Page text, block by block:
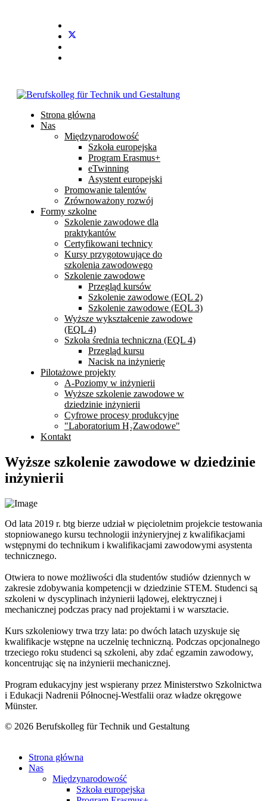
Strona główna
Nas
Międzynarodowość
Szkoła europejska
Program Erasmus+
eTwinning
Asystent europejski
Promowanie talentów
Zrównoważony rozwój
Formy szkolne
Szkolenie zawodowe dla
praktykantów
Certyfikowani technicy
Kursy przygotowujące do
szkolenia zawodowego
Szkolenie zawodowe
Przegląd kursów
Szkolenie zawodowe (EQL 2)
Szkolenie zawodowe (EQL 3)
Wyższe wykształcenie zawodowe
(EQL 4)
Szkoła średnia techniczna (EQL 4)
Przegląd kursu
Nacisk na inżynierię
Pilotażowe projekty
A-Poziomy w inżynierii
Wyższe szkolenie zawodowe w
dziedzinie inżynierii
Cyfrowe procesy produkcyjne
"Laboratorium H₂Zawodowe"
Kontakt
Wyższe szkolenie zawodowe w dziedzinie
inżynierii
Od lata 2019 r. btg bierze udział w pięcioletnim projekcie testowania
stopniowanego kursu technologii inżynieryjnej z kwalifikacjami
wstępnymi do technikum i kwalifikacjami zawodowymi asystenta
technicznego.
Otwiera to nowe możliwości dla studentów studiów dziennych w
zakresie zdobywania kompetencji w dziedzinie STEM. Studenci są
szkoleni w dyscyplinach inżynierii lądowej, elektrycznej i
mechanicznej podczas pracy nad projektami i w warsztacie.
Kurs szkoleniowy trwa trzy lata: po dwóch latach uzyskuje się
kwalifikacje wstępne na uczelnię techniczną. Podczas opcjonalnego
trzeciego roku studenci są szkoleni, aby zdać egzamin zawodowy,
koncentrując się na inżynierii mechanicznej.
Program edukacyjny jest wspierany przez Ministerstwo Szkolnictwa
i Edukacji Nadrenii Północnej-Westfalii oraz władze okręgowe
Münster.
© 2026 Berufskolleg für Technik und Gestaltung
Strona główna
Nas
Międzynarodowość
Szkoła europejska